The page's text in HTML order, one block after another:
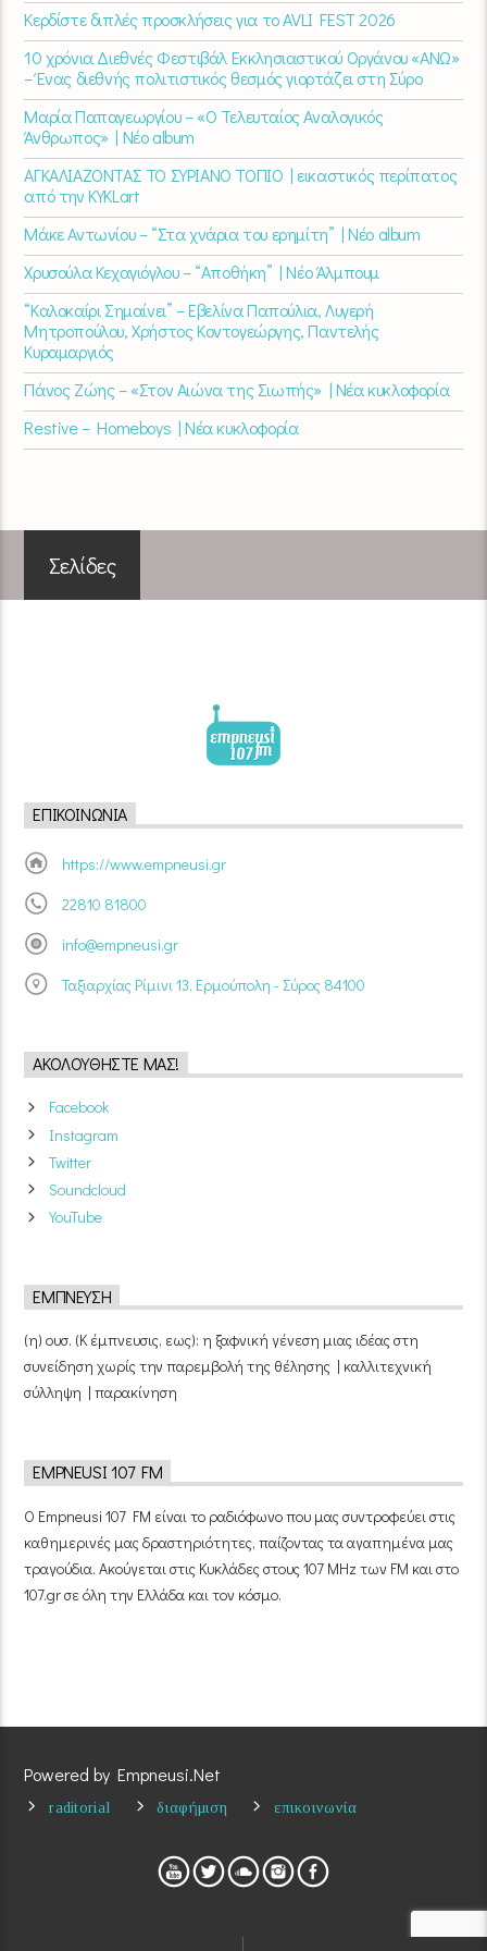
Κερδίστε διπλές προσκλήσεις για το AVLI FEST 2026
10 χρόνια Διεθνές Φεστιβάλ Εκκλησιαστικού Οργάνου «ΑΝΩ»
– Ένας διεθνής πολιτιστικός θεσμός γιορτάζει στη Σύρο​
Μαρία Παπαγεωργίου – «Ο Τελευταίος Αναλογικός
Άνθρωπος» | Νέο album
ΑΓΚΑΛΙΑΖΟΝΤΑΣ ΤΟ ΣΥΡΙΑΝΟ ΤΟΠΙΟ | εικαστικός περίπατος
από την KYKLart
Μάκε Αντωνίου – “Στα χνάρια του ερημίτη” | Νέο album
Χρυσούλα Κεχαγιόγλου – “Αποθήκη” | Νέο Άλμπουμ
“Καλοκαίρι Σημαίνει” – Εβελίνα Παπούλια, Λυγερή
Μητροπούλου, Χρήστος Κοντογεώργης, Παντελής
Κυραμαργιός
Πάνος Ζώης – «Στον Αιώνα της Σιωπής» | Νέα κυκλοφορία
Restive – Homeboys | Νέα κυκλοφορία
Σελίδες
ΕΠΙΚΟΙΝΩΝΊΑ
https://www.empneusi.gr
22810 81800
info@empneusi.gr
Ταξιαρχίας Ρίμινι 13, Ερμούπολη - Σύρος 84100
ΑΚΟΛΟΥΘΉΣΤΕ ΜΑΣ!
Facebook
Instagram
Twitter
Soundcloud
YouTube
ΈΜΠΝΕΥΣΗ
(η) ουσ. (Κ έμπνευσις, εως): η ξαφνική γένεση μιας ιδέας στη
συνείδηση χωρίς την παρεμβολή της θέλησης | καλλιτεχνική
σύλληψη | παρακίνηση
EMPNEUSI 107 FM
Ο Empneusi 107 FM είναι το ραδιόφωνο που μας συντροφεύει στις
καθημερινές μας δραστηριότητες, παίζοντας τα αγαπημένα μας
τραγούδια. Ακούγεται στις Κυκλάδες στους 107 MHz των FM και στο
107.gr σε όλη την Ελλάδα και τον κόσμο.
Powered by Empneusi.Net
raditorial διαφήμιση επικοινωνία